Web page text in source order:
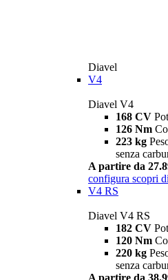
Diavel
V4
Diavel V4
168 CV
126 Nm
223 kg
senza
A partire da
configura scopri
V4 RS
Diavel V4 RS
182 CV
120 Nm
220 kg
senza
A partire da